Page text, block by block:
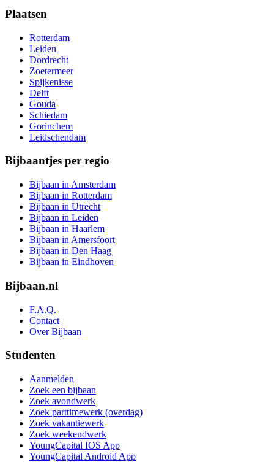
Plaatsen
Rotterdam
Leiden
Dordrecht
Zoetermeer
Spijkenisse
Delft
Gouda
Schiedam
Gorinchem
Leidschendam
Bijbaantjes per regio
Bijbaan in Amsterdam
Bijbaan in Rotterdam
Bijbaan in Utrecht
Bijbaan in Leiden
Bijbaan in Haarlem
Bijbaan in Amersfoort
Bijbaan in Den Haag
Bijbaan in Eindhoven
Bijbaan.nl
F.A.Q.
Contact
Over Bijbaan
Studenten
Aanmelden
Zoek een bijbaan
Zoek avondwerk
Zoek parttimewerk (overdag)
Zoek vakantiewerk
Zoek weekendwerk
YoungCapital IOS App
YoungCapital Android App